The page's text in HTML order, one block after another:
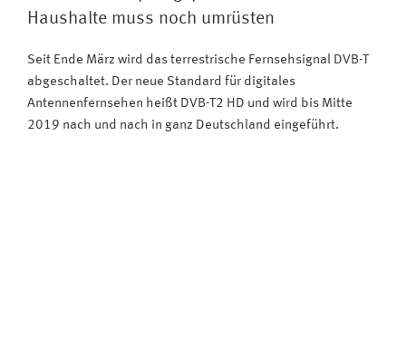
Haushalte
DVB-
T2
HD“
Haushalte muss noch umrüsten
Seit Ende März wird das terrestrische Fernsehsignal DVB-T
abgeschaltet. Der neue Standard für digitales
Antennenfernsehen heißt DVB-T2 HD und wird bis Mitte
2019 nach und nach in ganz Deutschland eingeführt.